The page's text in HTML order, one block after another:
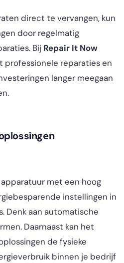
direct te vervangen, kun
door regelmatig
Bij Repair It Now
professionele reparaties en
langer meegaan
met een hoog
instellingen in
Denk aan automatische
Daarnaast kan het
de fysieke
binnen je bedrijf